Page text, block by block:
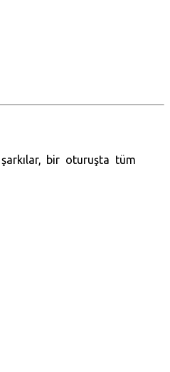
bir oturuşta tüm